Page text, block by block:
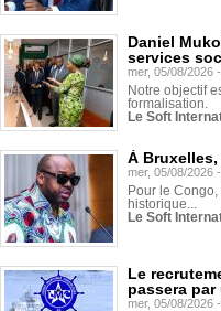
Daniel
services
mer, 05/08/2026
Notre objectif
formalisation.
Le Soft
À
mer, 05/08/2026
Pour le
historique...
Le Soft
Le
passera
mer, 05/08/2026